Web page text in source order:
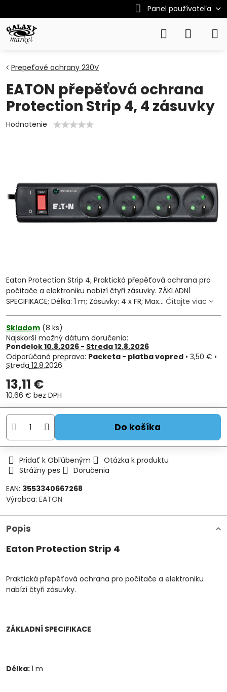
Panel používateľa
Prepeťové ochrany 230V
EATON přepěťová ochrana
Protection Strip 4, 4 zásuvky
Hodnotenie
Eaton Protection Strip 4; Praktická přepěťová ochrana pro
počítače a elektroniku nabízí čtyři zásuvky. ZÁKLADNÍ
SPECIFIKACE; Délka: 1 m; Zásuvky: 4 x FR; Max... Čítajte viac
Skladom (8 ks)
Najskorší možný dátum doručenia:
Pondelok10.8.2026 −Streda12.8.2026
Packeta - platba vopred • 3,50 € •
Streda12.8.2026
13,11 €
10,66 € bez DPH
Do košíka
Pridať k Obľúbeným
Otázka k produktu
Strážny pes
Doručenia
EAN: 3553340667268
Výrobca: EATON
Popis
Eaton Protection Strip 4
Praktická přepěťová ochrana pro počítače a elektroniku
nabízí čtyři zásuvky.
ZÁKLADNÍ SPECIFIKACE
Délka:1 m